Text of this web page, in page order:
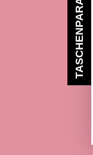
TASCHENPARADIES